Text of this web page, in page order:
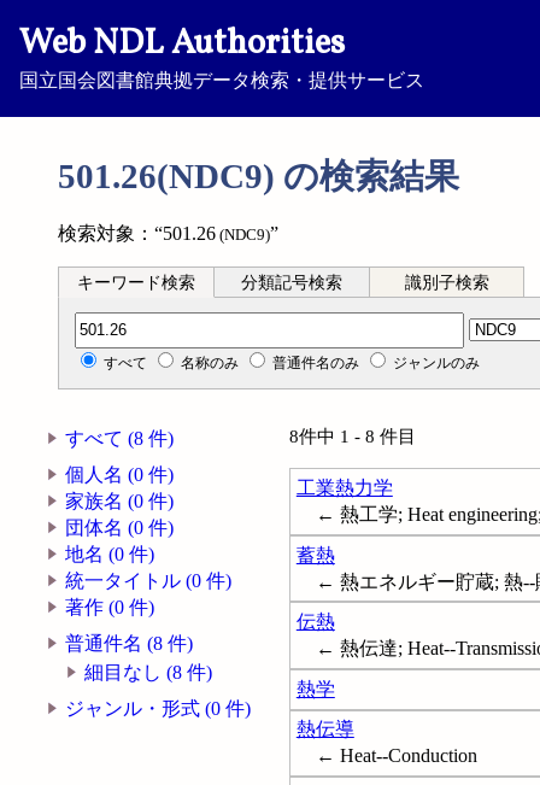
Web NDL Authorities
国立国会図書館典拠データ検索・提供サービス
501.26(NDC9) の検索結果
検索対象：“501.26 (NDC9)”
キーワード検索 分類記号検索 識別子検索
分類記号検索
すべて 名称のみ 普通件名のみ ジャンルのみ
すべて (8 件)
個人名 (0 件)
家族名 (0 件)
団体名 (0 件)
地名 (0 件)
統一タイトル (0 件)
著作 (0 件)
普通件名 (8 件)
細目なし (8 件)
ジャンル・形式 (0 件)
8件中 1 - 8 件目
工業熱力学
← 熱工学; Heat
蓄熱
← 熱エネルギー貯蔵; 熱--
伝熱
← 熱伝達; Heat--
熱学
熱伝導
← Heat--Conduction